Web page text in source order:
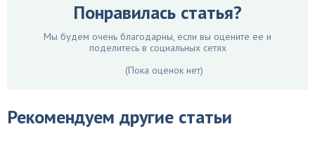
Понравилась статья?
Мы будем очень благодарны, если вы оцените ее и
поделитесь в социальных сетях
(Пока оценок нет)
Рекомендуем другие статьи